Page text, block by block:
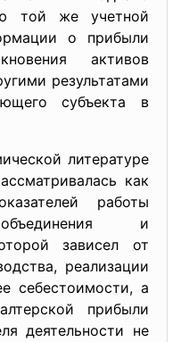
той же учетной
о прибыли
активов
результатами
субъекта в
литературе
как
работы
объединения и
зависел от
реализации
себестоимости, а
прибыли
деятельности не